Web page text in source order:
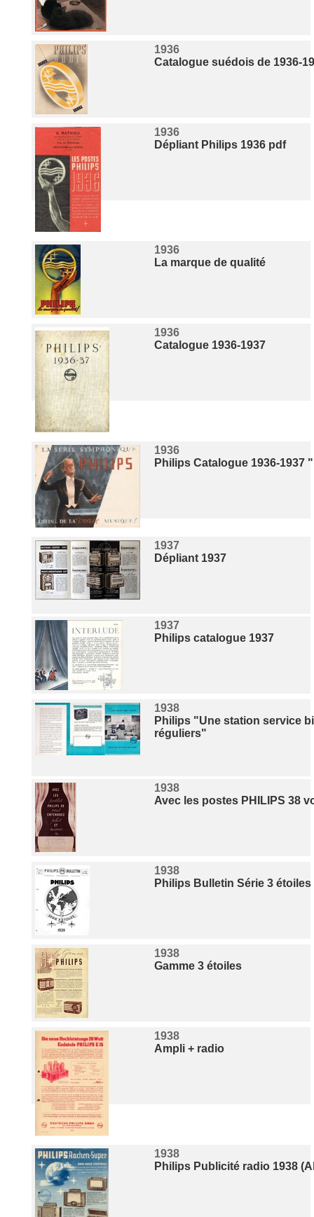
1936
Catalogue suédois de 1936-
1936
Dépliant Philips 1936 pdf
1936
La marque de qualité
1936
Catalogue 1936-1937
1936
Philips Catalogue 1936-1937
1937
Dépliant 1937
1937
Philips catalogue 1937
1938
Philips "Une station service
réguliers"
1938
Avec les postes PHILIPS 38
1938
Philips Bulletin Série 3 étoiles
1938
Gamme 3 étoiles
1938
Ampli + radio
1938
Philips Publicité radio 1938